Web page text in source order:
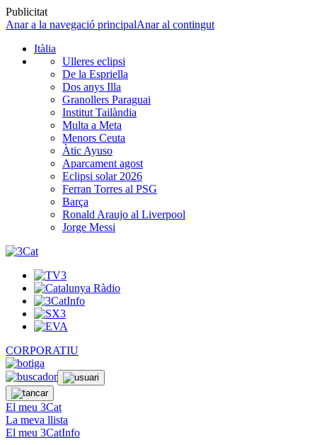
Publicitat
Anar a la navegació principalAnar al contingut
Itàlia
Ulleres eclipsi
De la Espriella
Dos anys Illa
Granollers Paraguai
Institut Tailàndia
Multa a Meta
Menors Ceuta
Àtic Ayuso
Aparcament agost
Eclipsi solar 2026
Ferran Torres al PSG
Barça
Ronald Araujo al Liverpool
Jorge Messi
CORPORATIU
El meu 3Cat
La meva llista
El meu 3CatInfo